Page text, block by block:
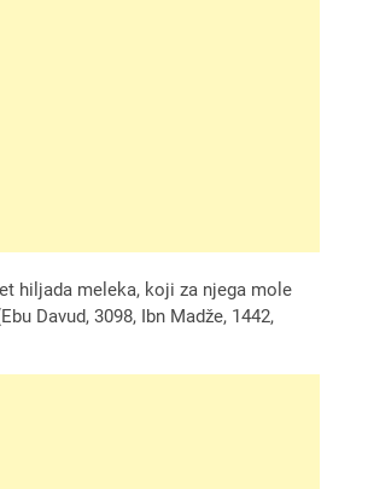
hiljada meleka, koji za njega mole
Davud, 3098, Ibn Madže, 1442,